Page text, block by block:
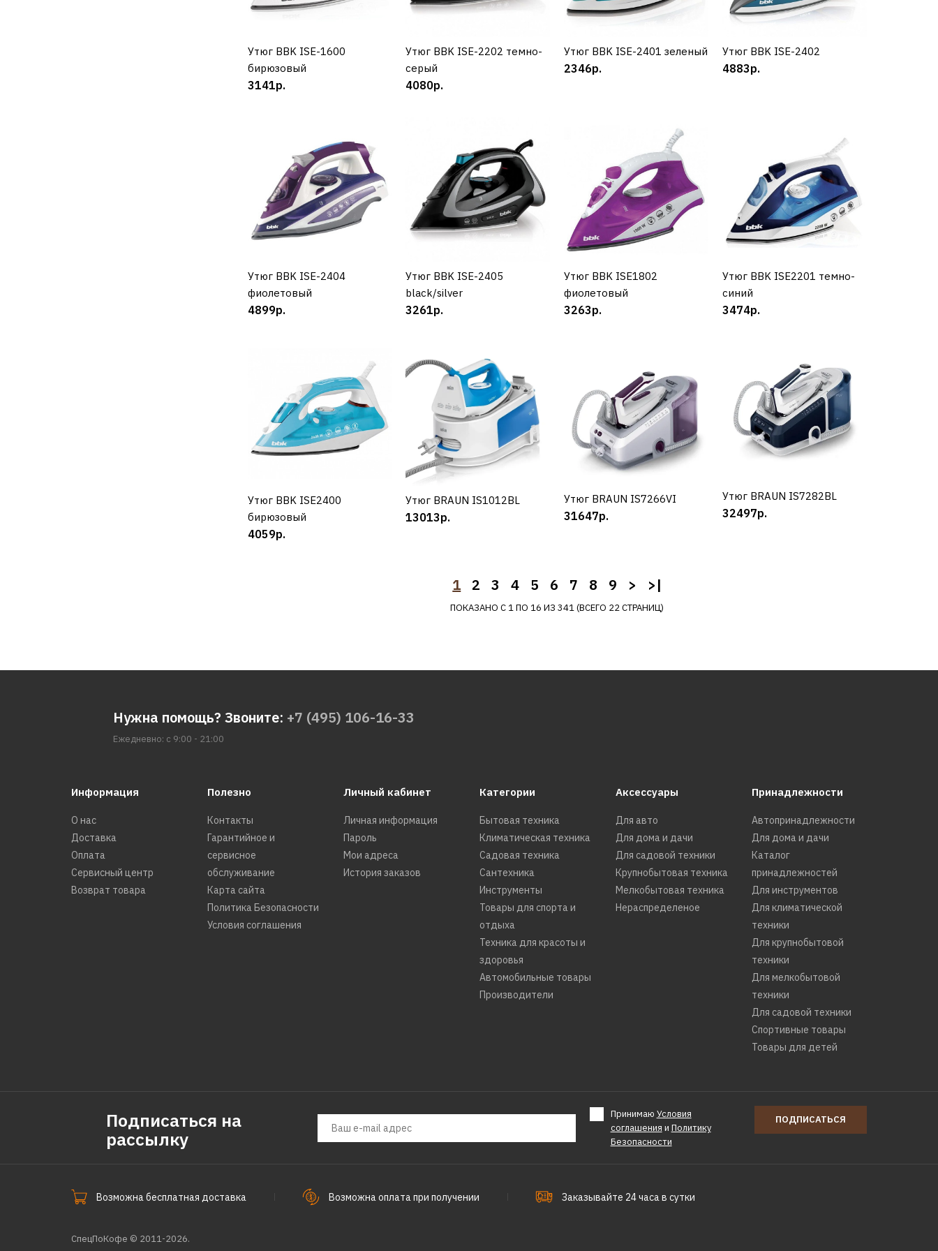
14630р.
Парогенератор PHILIPS
PSG8050/30
33890р.
Утюг ARIETE 6243
бирюзовый
ДОБАВИТЬ В ПОЖЕЛАНИЯ
Утюг BBK ISE-2202 темно-
серый
4080р.
BBK
Утюг BBK ISE-2401
КУПИТЬ
Утюг BBK ISE-1600
бирюзовый
3141р.
КУПИТЬ
Утюг BBK ISE-2202 темно-
серый
4080р.
КУПИТЬ
Утюг BBK ISE-2401 зеленый
2346р.
КУПИТЬ
Утюг BBK ISE-2402
4883р.
КУПИТЬ
Утюг BBK ISE-2404
фиолетовый
4899р.
КУПИТЬ
Утюг BBK ISE-2405
black/silver
3261р.
КУПИТЬ
Утюг BBK ISE1802
фиолетовый
3263р.
КУПИТЬ
Утюг BBK ISE2201 темно-
синий
3474р.
КУПИТЬ
Утюг BBK ISE2400
бирюзовый
4059р.
КУПИТЬ
Утюг BRAUN IS1012BL
13013р.
КУПИТЬ
Утюг BRAUN IS7266VI
31647р.
КУПИТЬ
Утюг BRAUN IS7282BL
32497р.
1 2 3 4 5 6 7 8 9 > >|
ПОКАЗАНО С 1 ПО 16 ИЗ 341 (ВСЕГО 22 СТРАНИЦ)
Нужна помощь? Звоните: +7 (495) 106-16-33
Ежедневно: с 9:00 - 21:00
Информация
О нас
Доставка
Оплата
Сервисный центр
Возврат товара
Полезно
Контакты
Гарантийное и
сервисное
обслуживание
Карта сайта
Политика Безопасности
Условия соглашения
Личный кабинет
Личная информация
Пароль
Мои адреса
История заказов
Категории
Бытовая техника
Климатическая техника
Садовая техника
Сантехника
Инструменты
Товары для спорта и
отдыха
Техника для красоты и
здоровья
Автомобильные товары
Производители
Аксессуары
Для авто
Для дома и дачи
Для садовой техники
Крупнобытовая техника
Мелкобытовая техника
Нераспределеное
Принадлежности
Автопринадлежности
Для дома и дачи
Каталог
принадлежностей
Для инструментов
Для климатической
техники
Для крупнобытовой
техники
Для мелкобытовой
техники
Для садовой техники
Спортивные товары
Товары для детей
Подписаться на
рассылку
Принимаю Условия
соглашения и Политику
Безопасности
ПОДПИСАТЬСЯ
Возможна бесплатная доставка Возможна оплата при получении Заказывайте 24 часа в сутки
СпецПоКофе © 2011-2026.